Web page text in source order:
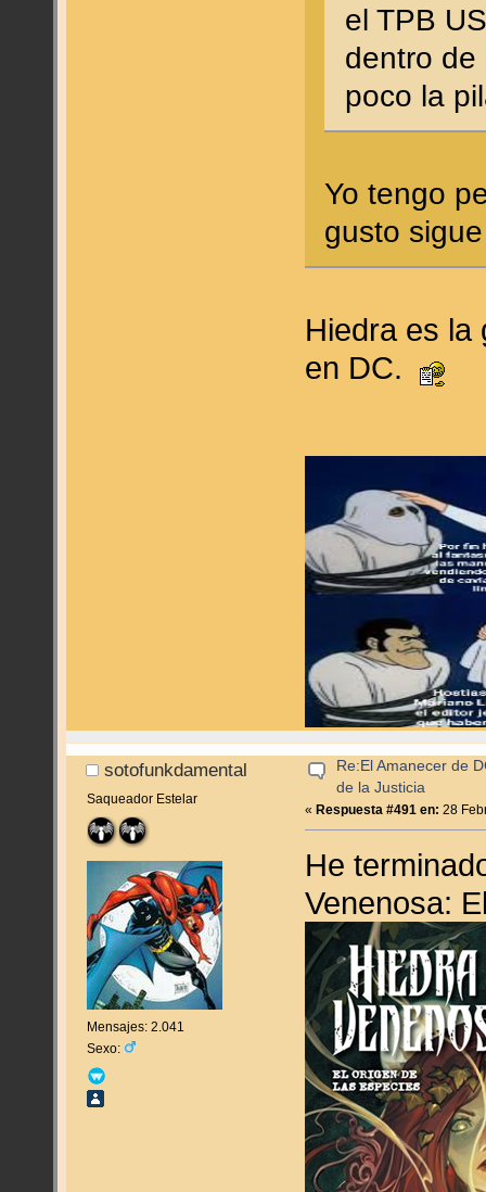
el TPB
dentro de
poco la
Yo tengo
gusto
Hiedra es la
en DC.
sotofunkdamental
Saqueador Estelar
Mensajes: 2.041
Sexo:
Re:El Amanecer de
de la Justicia
«Respuesta #491 en: 28
He
Venenosa: